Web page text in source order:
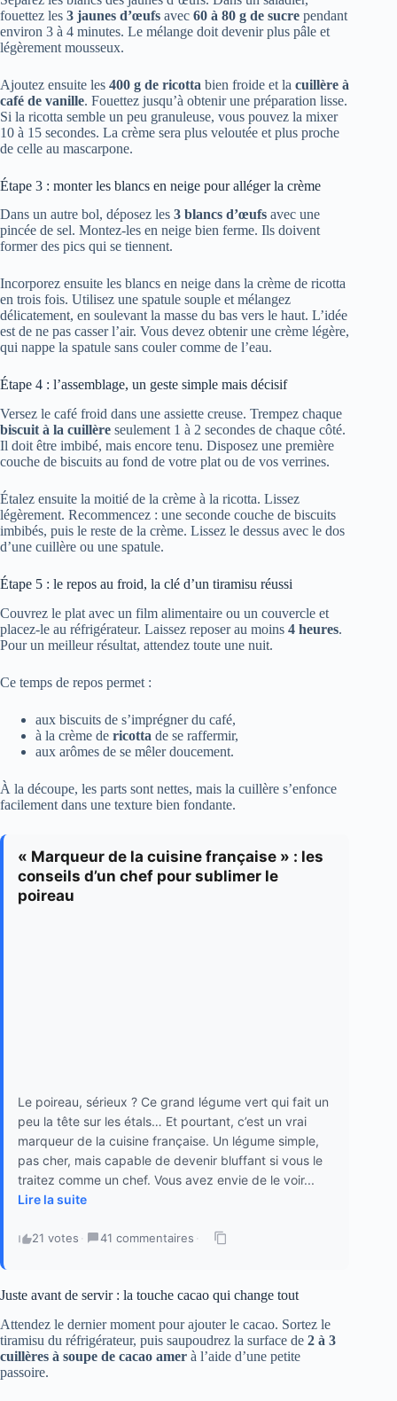
fouettez les 3 jaunes d’œufs avec 60 à 80 g de sucre pendant
environ 3 à 4 minutes. Le mélange doit devenir plus pâle et
légèrement mousseux.
Ajoutez ensuite les 400 g de ricotta bien froide et la cuillère à
café de vanille. Fouettez jusqu’à obtenir une préparation lisse.
Si la ricotta semble un peu granuleuse, vous pouvez la mixer
10 à 15 secondes. La crème sera plus veloutée et plus proche
de celle au mascarpone.
Étape 3 : monter les blancs en neige pour alléger la crème
Dans un autre bol, déposez les 3 blancs d’œufs avec une
pincée de sel. Montez-les en neige bien ferme. Ils doivent
former des pics qui se tiennent.
Incorporez ensuite les blancs en neige dans la crème de ricotta
en trois fois. Utilisez une spatule souple et mélangez
délicatement, en soulevant la masse du bas vers le haut. L’idée
est de ne pas casser l’air. Vous devez obtenir une crème légère,
qui nappe la spatule sans couler comme de l’eau.
Étape 4 : l’assemblage, un geste simple mais décisif
Versez le café froid dans une assiette creuse. Trempez chaque
biscuit à la cuillère seulement 1 à 2 secondes de chaque côté.
Il doit être imbibé, mais encore tenu. Disposez une première
couche de biscuits au fond de votre plat ou de vos verrines.
Étalez ensuite la moitié de la crème à la ricotta. Lissez
légèrement. Recommencez : une seconde couche de biscuits
imbibés, puis le reste de la crème. Lissez le dessus avec le dos
d’une cuillère ou une spatule.
Étape 5 : le repos au froid, la clé d’un tiramisu réussi
Couvrez le plat avec un film alimentaire ou un couvercle et
placez-le au réfrigérateur. Laissez reposer au moins 4 heures.
Pour un meilleur résultat, attendez toute une nuit.
Ce temps de repos permet :
aux biscuits de s’imprégner du café,
à la crème de ricotta de se raffermir,
aux arômes de se mêler doucement.
À la découpe, les parts sont nettes, mais la cuillère s’enfonce
facilement dans une texture bien fondante.
« Marqueur de la cuisine française » : les
conseils d’un chef pour sublimer le
poireau
Le poireau, sérieux ? Ce grand légume vert qui fait un
peu la tête sur les étals… Et pourtant, c’est un vrai
marqueur de la cuisine française. Un légume simple,
pas cher, mais capable de devenir bluffant si vous le
traitez comme un chef. Vous avez envie de le voir...
Lire la suite
21 votes · 41 commentaires ·
Juste avant de servir : la touche cacao qui change tout
Attendez le dernier moment pour ajouter le cacao. Sortez le
tiramisu du réfrigérateur, puis saupoudrez la surface de 2 à 3
cuillères à soupe de cacao amer à l’aide d’une petite
passoire.